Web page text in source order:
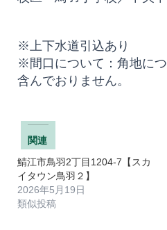
※上下水道引込あり
※間口について：角地に
含んでおりません。
関連
鯖江市鳥羽2丁目1204-7【スカ
イタウン鳥羽２】
2026年5月19日
類似投稿